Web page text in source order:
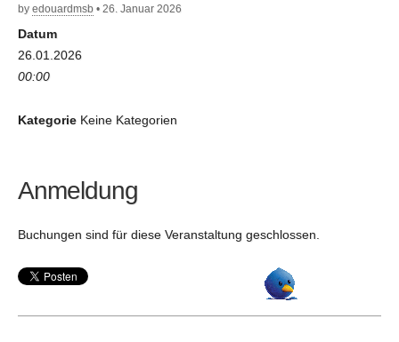
by edouardmsb • 26. Januar 2026
Datum
26.01.2026
00:00
Kategorie Keine Kategorien
Anmeldung
Buchungen sind für diese Veranstaltung geschlossen.